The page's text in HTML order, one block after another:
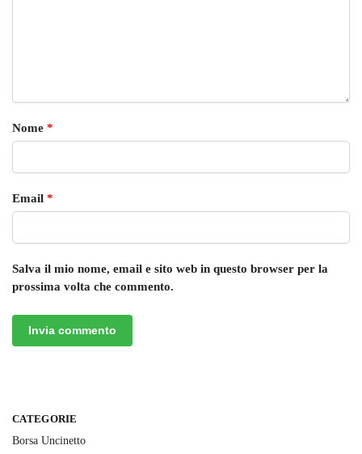
Nome *
Email *
Salva il mio nome, email e sito web in questo browser per la
prossima volta che commento.
CATEGORIE
Borsa Uncinetto